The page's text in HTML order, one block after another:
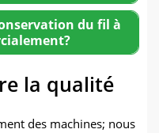
du fil à
la qualité
des machines; nous